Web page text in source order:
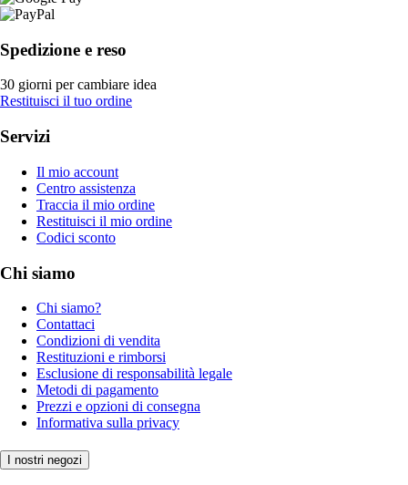
Spedizione e reso
30 giorni per cambiare idea
Restituisci il tuo ordine
Servizi
Il mio account
Centro assistenza
Traccia il mio ordine
Restituisci il mio ordine
Codici sconto
Chi siamo
Chi siamo?
Contattaci
Condizioni di vendita
Restituzioni e rimborsi
Esclusione di responsabilità legale
Metodi di pagamento
Prezzi e opzioni di consegna
Informativa sulla privacy
I nostri negozi